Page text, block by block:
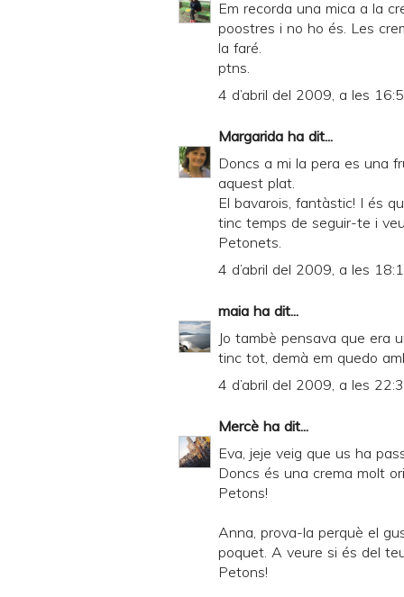
Em recorda una mica a la
poostres i no ho és. Les
la faré.
ptns.
4 d’abril del 2009, a les
Margarida ha dit...
Doncs a mi la pera es una
aquest plat.
El bavarois, fantàstic! I és
tinc temps de seguir-te i
Petonets.
4 d’abril del 2009, a les
maia ha dit...
Jo tambè pensava que era
tinc tot, demà em quedo
4 d’abril del 2009, a les
Mercè ha dit...
Eva, jeje veig que us ha
Doncs és una crema molt
Petons!
Anna, prova-la perquè el
poquet. A veure si és del
Petons!